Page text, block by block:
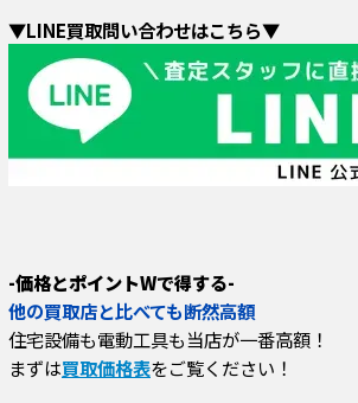
▼LINE買取問い合わせはこちら▼
-価格とポイントWで得する-
他の買取店と比べても断然高額
住宅設備も電動工具も当店が一番高額！
まずは買取価格表をご覧ください！